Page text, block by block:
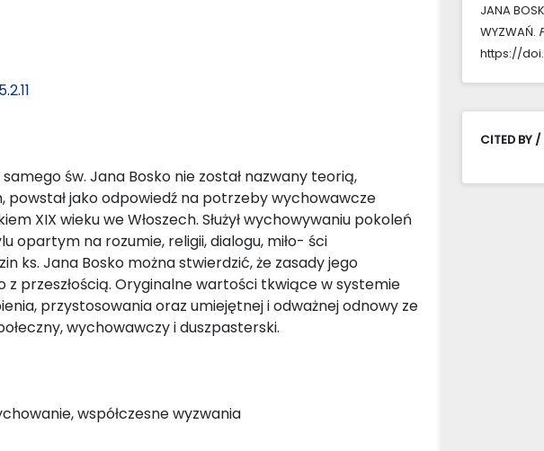
św. Jana Bosko nie został nazwany teorią,
powstał jako odpowiedź na potrzeby wychowawcze
XIX wieku we Włoszech. Służył wychowywaniu pokoleń
opartym na rozumie, religii, dialogu, miło- ści
ks. Jana Bosko można stwierdzić, że zasady jego
przeszłością. Oryginalne wartości tkwiące w systemie
przystosowania oraz umiejętnej i odważnej odnowy ze
wychowawczy i duszpasterski.
współczesne wyzwania
JANA
WYZWAŃ.
https://
CITED BY /